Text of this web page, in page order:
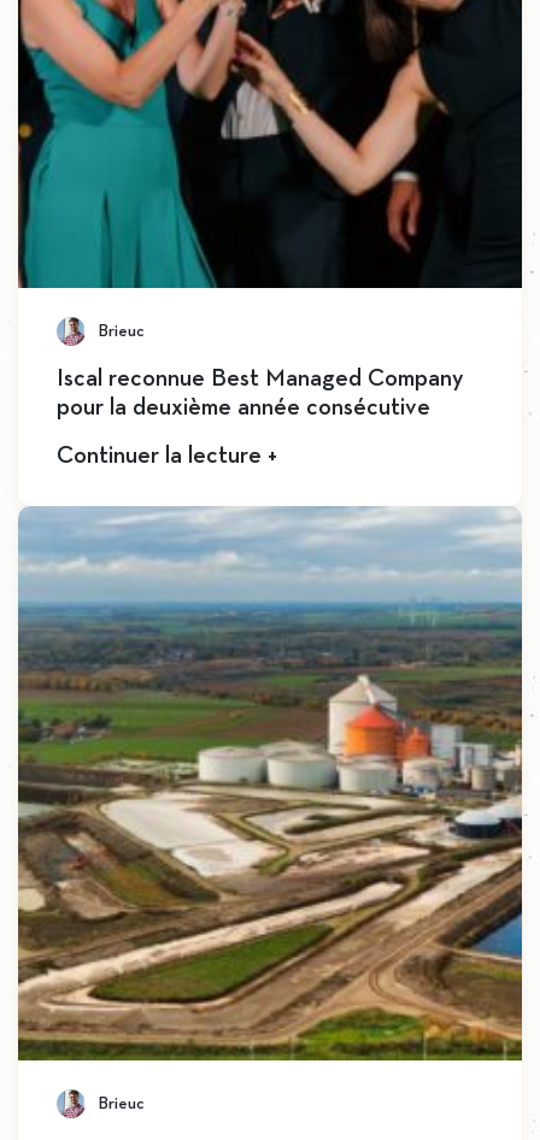
Brieuc
Iscal reconnue Best Managed Company
pour la deuxième année consécutive
Continuer la lecture +
Brieuc